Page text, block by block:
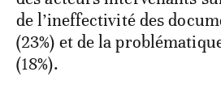
de l’ineffectivité des
(23%) et de la
(18%).